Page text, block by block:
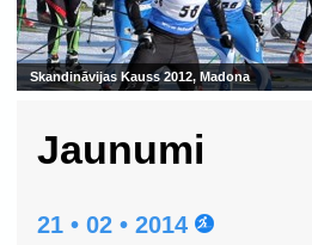
Jaunumi
21 • 02 • 2014